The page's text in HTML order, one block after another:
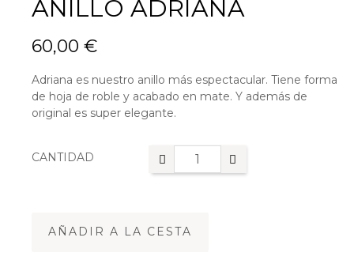
ANILLO ADRIANA
60,00 €
Adriana es nuestro anillo más espectacular. Tiene forma
de hoja de roble y acabado en mate. Y además de
original es super elegante.
CANTIDAD
AÑADIR A LA CESTA